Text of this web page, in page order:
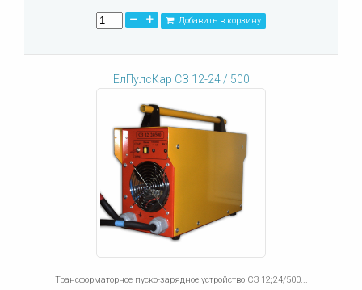
Добавить в корзину
ЕлПулсКар СЗ 12-24 / 500
Трансформаторное пуско-зарядное устройство СЗ 12;24/500...